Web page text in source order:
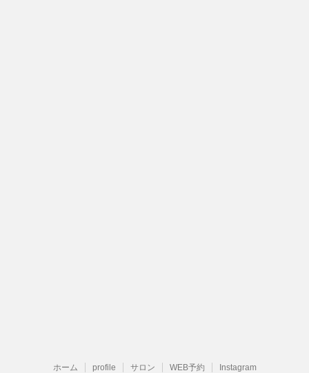
ホーム profile サロン WEB予約 Instagram